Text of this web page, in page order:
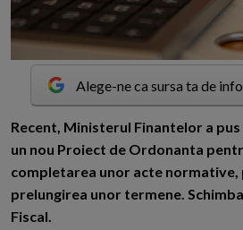
Alege-ne ca sursa ta de
Recent, Ministerul Finantelor a
un nou Proiect de Ordonanta
completarea unor acte normative,
prelungirea unor termene.
Fiscal.